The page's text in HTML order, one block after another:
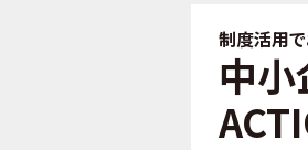
制度活用で
中小